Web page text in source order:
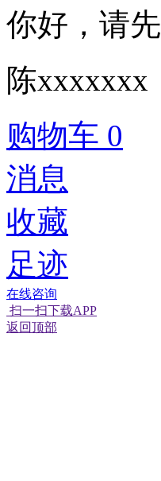
你好，请先
陈xxxxxxx
购物车 0
消息
收藏
足迹
在线咨询
扫一扫下载APP
返回顶部